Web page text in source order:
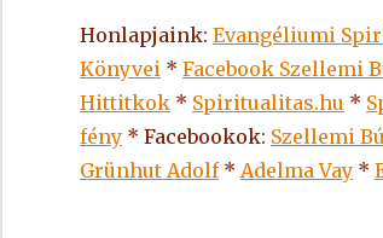
Honlapjaink: Evangéliumi
Könyvei * Facebook Szellemi
Hittitkok * Spiritualitas.hu *
fény * Facebookok: Szellemi
Grünhut Adolf* Adelma Vay *